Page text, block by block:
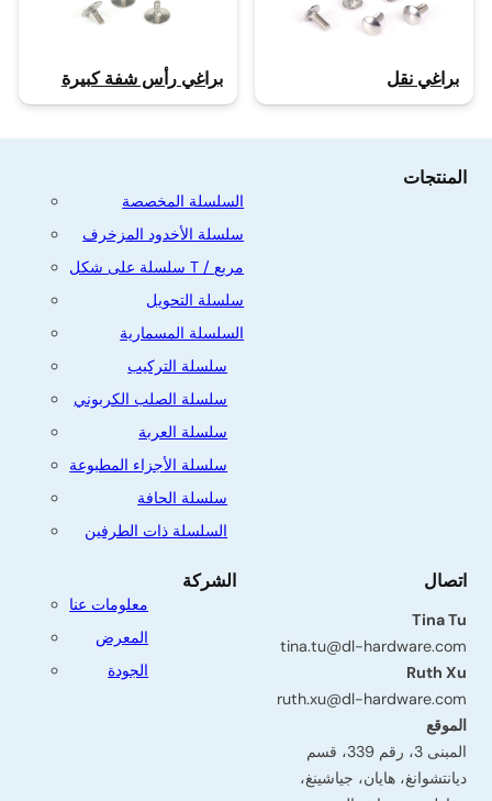
براغي رأس شفة كبيرة براغي نقل
المنتجات
السلسلة المخصصة
سلسلة الأخدود المزخرف
سلسلة على شكل T / مربع
سلسلة التحويل
السلسلة المسمارية
سلسلة التركيب
سلسلة الصلب الكربوني
سلسلة العربة
سلسلة الأجزاء المطبوعة
سلسلة الحافة
السلسلة ذات الطرفين
الشركة
معلومات عنا
المعرض
الجودة
اتصال
Tina Tu
tina.tu@dl-hardware.com
Ruth Xu
ruth.xu@dl-hardware.com
الموقع
المبنى 3، رقم 339، قسم
ديانتشوانغ، هايان، جياشينغ،